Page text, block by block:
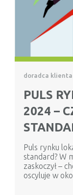
doradca klienta
PULS
2024 –
Puls rynku
standard? W
zaskoczył –
oscyluje w